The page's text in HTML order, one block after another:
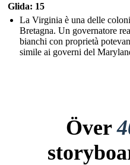
Glida: 15
La Virginia è una delle
Bretagna. Un governatore
bianchi con proprietà
simile ai governi del
Över